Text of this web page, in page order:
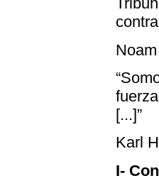
[...]”
Karl
I-